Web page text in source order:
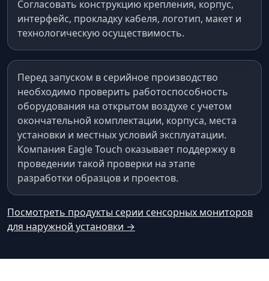
Согласовать конструкцию крепления, корпус,
интерфейс, прокладку кабеля, логотип, макет и
технологическую осуществимость.
Перед запуском в серийное производство
необходимо проверить работоспособность
оборудования на открытом воздухе с учетом
окончательной комплектации, корпуса, места
установки и местных условий эксплуатации.
Компания Eagle Touch оказывает поддержку в
проведении такой проверки на этапе
разработки образцов и проектов.
Посмотреть продукты серии сенсорных мониторов
для наружной установки →